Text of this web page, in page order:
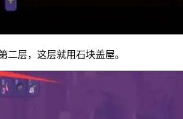
二层，这层就用石块盖屋。